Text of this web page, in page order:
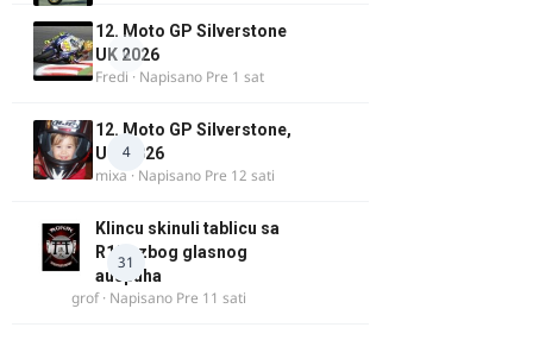
0
12. Moto GP Silverstone
UK 2026
Fredi · Napisano Pre 1 sat
4
12. Moto GP Silverstone,
UK, 2026
mixa · Napisano Pre 12 sati
31
Klincu skinuli tablicu sa
R125 zbog glasnog
auspuha
grof· Napisano Pre 11 sati